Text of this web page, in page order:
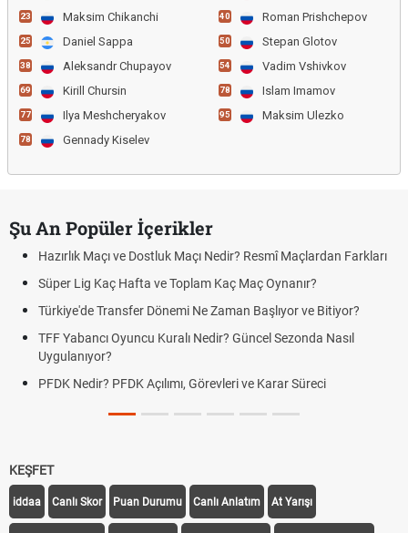
23 Maksim Chikanchi
25 Daniel Sappa
38 Aleksandr Chupayov
69 Kirill Chursin
77 Ilya Meshcheryakov
78 Gennady Kiselev
40 Roman Prishchepov
50 Stepan Glotov
54 Vadim Vshivkov
78 Islam Imamov
95 Maksim Ulezko
Şu An Popüler İçerikler
Hazırlık Maçı ve Dostluk Maçı Nedir? Resmî Maçlardan Farkları
Süper Lig Kaç Hafta ve Toplam Kaç Maç Oynanır?
Türkiye'de Transfer Dönemi Ne Zaman Başlıyor ve Bitiyor?
TFF Yabancı Oyuncu Kuralı Nedir? Güncel Sezonda Nasıl
Uygulanıyor?
PFDK Nedir? PFDK Açılımı, Görevleri ve Karar Süreci
KEŞFET
iddaa Canlı Skor Puan Durumu Canlı Anlatım At Yarışı